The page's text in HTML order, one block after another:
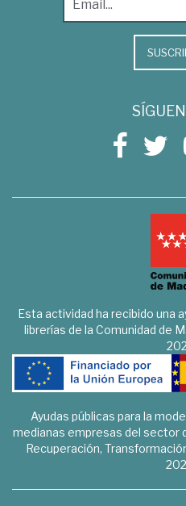
Esta actividad ha recibido una
librerías de la Comunidad de
Ayudas públicas para la
medianas empresas del sector
Recuperación,